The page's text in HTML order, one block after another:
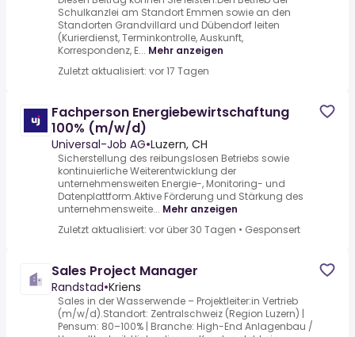
Schulkanzlei am Standort Emmen sowie an den
Standorten Grandvillard und Dübendorf leiten
(Kurierdienst, Terminkontrolle, Auskunft,
Korrespondenz, E... Mehr anzeigen
Zuletzt aktualisiert: vor 17 Tagen
Fachperson Energiebewirtschaftung
100% (m/w/d)
Universal-Job AG•Luzern, CH
Sicherstellung des reibungslosen Betriebs sowie
kontinuierliche Weiterentwicklung der
unternehmensweiten Energie-, Monitoring- und
Datenplattform.Aktive Förderung und Stärkung des
unternehmensweite... Mehr anzeigen
Zuletzt aktualisiert: vor über 30 Tagen • Gesponsert
Sales Project Manager
Randstad•Kriens
Sales in der Wasserwende – Projektleiter:in Vertrieb
(m/w/d).Standort: Zentralschweiz (Region Luzern) |
Pensum: 80–100% | Branche: High-End Anlagenbau /